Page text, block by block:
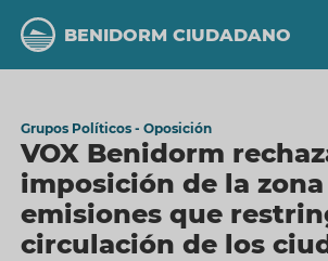
contenido
principal
BENIDORM CIUDADANO
Grupos Políticos - Oposición
VOX Benidorm
imposición de la
emisiones que
circulación de los